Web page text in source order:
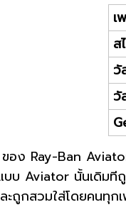
เ
ส
วั
วั
ของ Ray-Ban
บบ Aviator นั้นเดิ
ถูกสวมใส่โดยคนทุ